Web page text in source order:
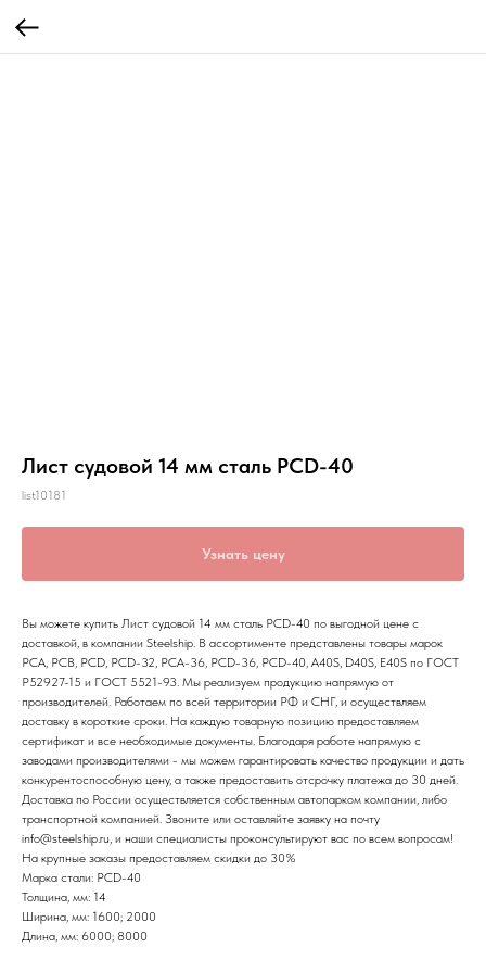
Лист судовой 14 мм сталь РСD-40
list10181
Узнать цену
Вы можете купить Лист судовой 14 мм сталь РСD-40 по выгодной цене с
доставкой, в компании Steelship. В ассортименте представлены товары марок
РСА, РСВ, РСD, РСD-32, РСА-36, РСD-36, РСD-40, A40S, D40S, E40S по ГОСТ
Р52927-15 и ГОСТ 5521-93. Мы реализуем продукцию напрямую от
производителей. Работаем по всей территории РФ и СНГ, и осуществляем
доставку в короткие сроки. На каждую товарную позицию предоставляем
сертификат и все необходимые документы. Благодаря работе напрямую с
заводами производителями - мы можем гарантировать качество продукции и дать
конкурентоспособную цену, а также предоставить отсрочку платежа до 30 дней.
Доставка по России осуществляется собственным автопарком компании, либо
транспортной компанией. Звоните или оставляйте заявку на почту
info@steelship.ru, и наши специалисты проконсультируют вас по всем вопросам!
На крупные заказы предоставляем скидки до 30%
Марка стали: РСD-40
Толщина, мм: 14
Ширина, мм: 1600; 2000
Длина, мм: 6000; 8000